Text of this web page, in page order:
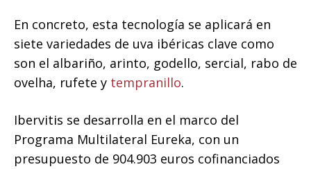
En concreto, esta tecnología se aplicará en
siete variedades de uva ibéricas clave como
son el albariño, arinto, godello, sercial, rabo de
ovelha, rufete y tempranillo.
Ibervitis se desarrolla en el marco del
Programa Multilateral Eureka, con un
presupuesto de 904.903 euros cofinanciados